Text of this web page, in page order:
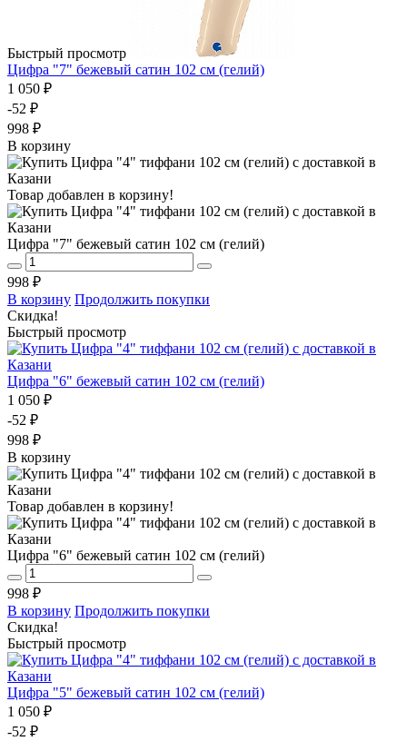
Быстрый просмотр
Цифра "7" бежевый сатин 102 см (гелий)
1 050 ₽
-52 ₽
998 ₽
В корзину
Товар добавлен в корзину!
Цифра "7" бежевый сатин 102 см (гелий)
998 ₽
В корзину Продолжить покупки
Скидка!
Быстрый просмотр
Цифра "6" бежевый сатин 102 см (гелий)
1 050 ₽
-52 ₽
998 ₽
В корзину
Товар добавлен в корзину!
Цифра "6" бежевый сатин 102 см (гелий)
998 ₽
В корзину Продолжить покупки
Скидка!
Быстрый просмотр
Цифра "5" бежевый сатин 102 см (гелий)
1 050 ₽
-52 ₽